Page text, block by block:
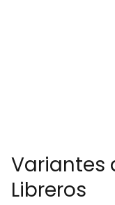
Variantes
Libreros